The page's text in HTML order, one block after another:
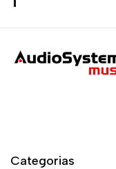
Categorias